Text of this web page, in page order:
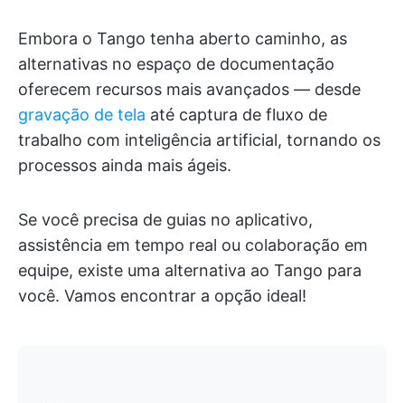
Embora o Tango tenha aberto caminho, as
alternativas no espaço de documentação
oferecem recursos mais avançados — desde
gravação de tela até captura de fluxo de
trabalho com inteligência artificial, tornando os
processos ainda mais ágeis.
Se você precisa de guias no aplicativo,
assistência em tempo real ou colaboração em
equipe, existe uma alternativa ao Tango para
você. Vamos encontrar a opção ideal!